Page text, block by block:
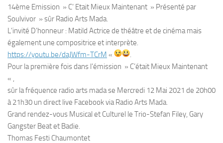
14ème Emission » C’ Etait Mieux Maintenant » Présenté par
Soulvivor » sûr Radio Arts Mada.
L’invité D’honneur : Matild Actrice de théâtre et de cinéma mais
également une compositrice et interprète.
https://youtu.be/daJWfm-TCrM «
.
Pour la première fois dans l’émission » C’était Mieux Maintenant
« ,
sûr la fréquence radio arts mada se Mercredi 12 Mai 2021 de 20h00
à 21h30 un direct live Facebook via Radio Arts Mada.
Grand rendez-vous Musical et Culturel le Trio-Stefan Filey, Gary
Gangster Beat et Badie.
Thomas Festi Chaumontet